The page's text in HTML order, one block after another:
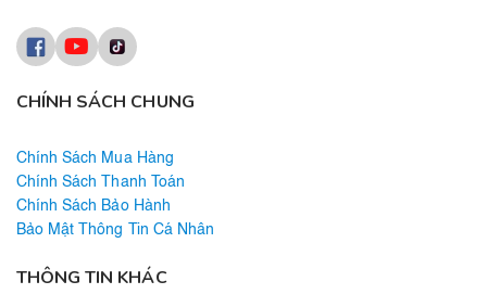
CHÍNH SÁCH CHUNG
Chính Sách Mua Hàng
Chính Sách Thanh Toán
Chính Sách Bảo Hành
Bảo Mật Thông Tin Cá Nhân
THÔNG TIN KHÁC